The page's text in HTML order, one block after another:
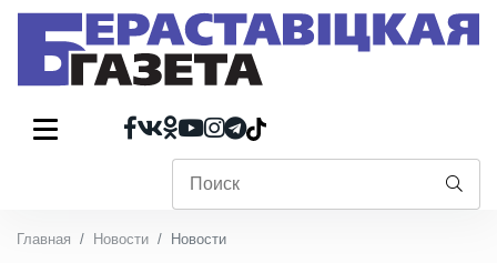
Главная Новости Новости